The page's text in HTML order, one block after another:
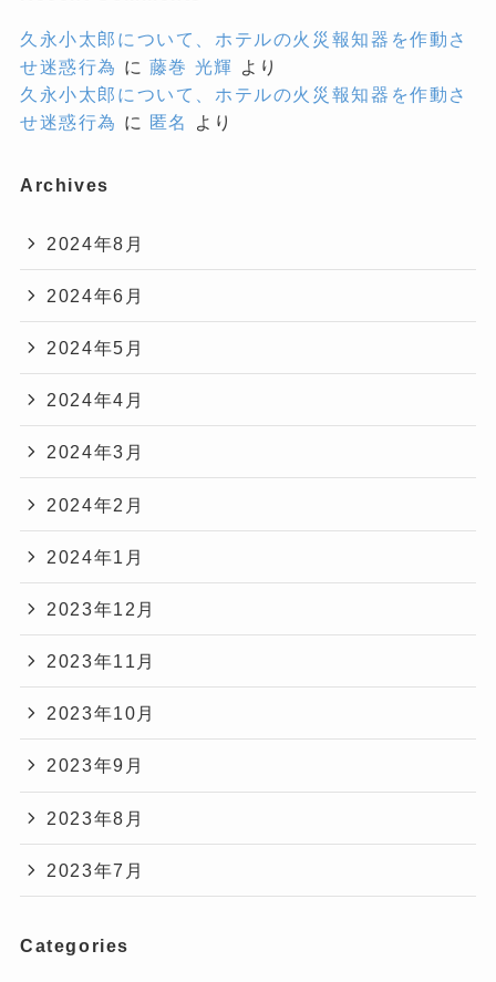
久永小太郎について、ホテルの火災報知器を作動さ
せ迷惑行為 に 藤巻 光輝 より
久永小太郎について、ホテルの火災報知器を作動さ
せ迷惑行為 に 匿名 より
Archives
2024年8月
2024年6月
2024年5月
2024年4月
2024年3月
2024年2月
2024年1月
2023年12月
2023年11月
2023年10月
2023年9月
2023年8月
2023年7月
Categories